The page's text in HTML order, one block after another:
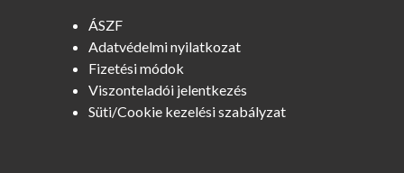
ÁSZF
Adatvédelmi nyilatkozat
Fizetési módok
Viszonteladói jelentkezés
Süti/Cookie kezelési szabályzat